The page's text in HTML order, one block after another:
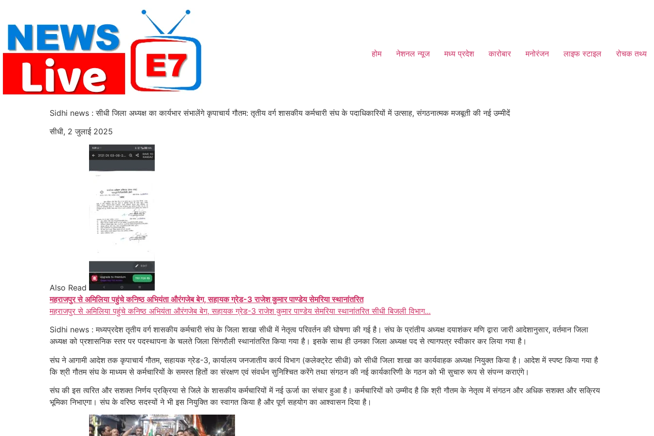
content
होम नेशनल न्यूज मध्य प्रदेश कारोबार मनोरंजन लाइफ स्टाइल रोचक तथ्य
Sidhi news : सीधी जिला अध्यक्ष का कार्यभार संभालेंगे कृपाचार्य गौतम: तृतीय वर्ग शासकीय कर्मचारी संघ के पदाधिकारियों में उत्साह, संगठनात्मक मजबूती की नई उम्मीदें
सीधी, 2 जुलाई 2025
Also Read
महराजपुर से अमिलिया पहुंचे कनिष्ठ अभियंता औरंगजेब बेग, सहायक ग्रेड-3 राजेश कुमार पाण्डेय सेमरिया स्थानांतरित
महराजपुर से अमिलिया पहुंचे कनिष्ठ अभियंता औरंगजेब बेग, सहायक ग्रेड-3 राजेश कुमार पाण्डेय सेमरिया स्थानांतरित सीधी बिजली विभाग...
Sidhi news : मध्यप्रदेश तृतीय वर्ग शासकीय कर्मचारी संघ के जिला शाखा सीधी में नेतृत्व परिवर्तन की घोषणा की गई है। संघ के प्रांतीय अध्यक्ष दयाशंकर मणि द्वारा जारी आदेशानुसार, वर्तमान जिला
अध्यक्ष को प्रशासनिक स्तर पर पदस्थापना के चलते जिला सिंगरौली स्थानांतरित किया गया है। इसके साथ ही उनका जिला अध्यक्ष पद से त्यागपत्र स्वीकार कर लिया गया है।
संघ ने आगामी आदेश तक कृपाचार्य गौतम, सहायक ग्रेड-3, कार्यालय जनजातीय कार्य विभाग (कलेक्ट्रेट सीधी) को सीधी जिला शाखा का कार्यवाहक अध्यक्ष नियुक्त किया है। आदेश में स्पष्ट किया गया है
कि श्री गौतम संघ के माध्यम से कर्मचारियों के समस्त हितों का संरक्षण एवं संवर्धन सुनिश्चित करेंगे तथा संगठन की नई कार्यकारिणी के गठन को भी सुचारु रूप से संपन्न कराएंगे।
संघ की इस त्वरित और सशक्त निर्णय प्रक्रिया से जिले के शासकीय कर्मचारियों में नई ऊर्जा का संचार हुआ है। कर्मचारियों को उम्मीद है कि श्री गौतम के नेतृत्व में संगठन और अधिक सशक्त और सक्रिय
भूमिका निभाएगा। संघ के वरिष्ठ सदस्यों ने भी इस नियुक्ति का स्वागत किया है और पूर्ण सहयोग का आश्वासन दिया है।